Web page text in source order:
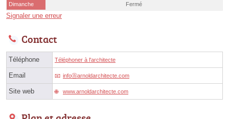
Dimanche
Fermé
Signaler une erreur
Contact
Téléphone Téléphoner à l'architecte
Email infoⓐarnoldarchitecte.com
Site web www.arnoldarchitecte.com